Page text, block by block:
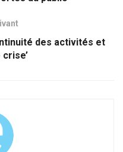
des activités et